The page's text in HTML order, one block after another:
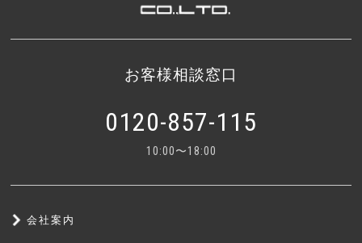
お客様相談窓口
0120-857-115
10:00〜18:00
会社案内